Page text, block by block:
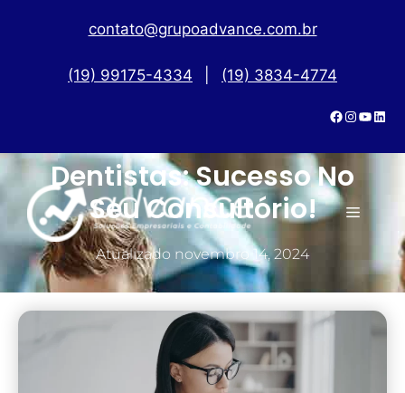
contato@grupoadvance.com.br
(19) 99175-4334 (19) 3834-4774
Gestão Financeira Para
Dentistas: Sucesso No
Seu Consultório!
Atualizado novembro 14, 2024